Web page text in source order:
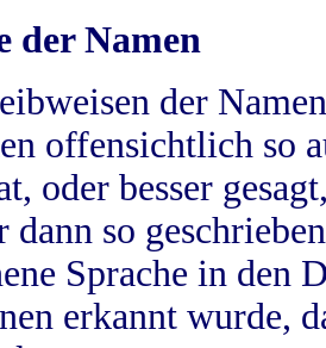
der Namen
der
offensichtlich so
oder besser
dann so
Sprache in
erkannt wurde,